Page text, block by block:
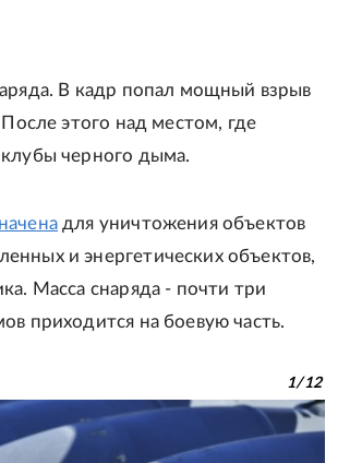
В кадр попал мощный взрыв
этого над местом, где
черного дыма.
для уничтожения объектов
и энергетических объектов,
Масса снаряда - почти три
приходится на боевую часть.
1/12